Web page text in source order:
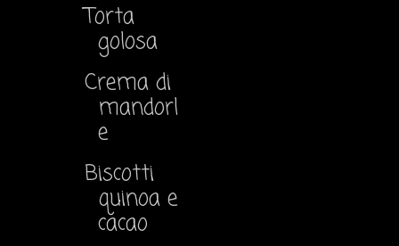
Torta
golosa
Crema di
mandorl
e
Biscotti
quinoa e
cacao